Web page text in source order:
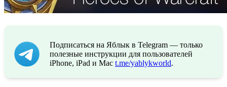
Подписаться на Яблык в Telegram — только
полезные инструкции для пользователей
iPhone, iPad и Mac t.me/yablykworld.